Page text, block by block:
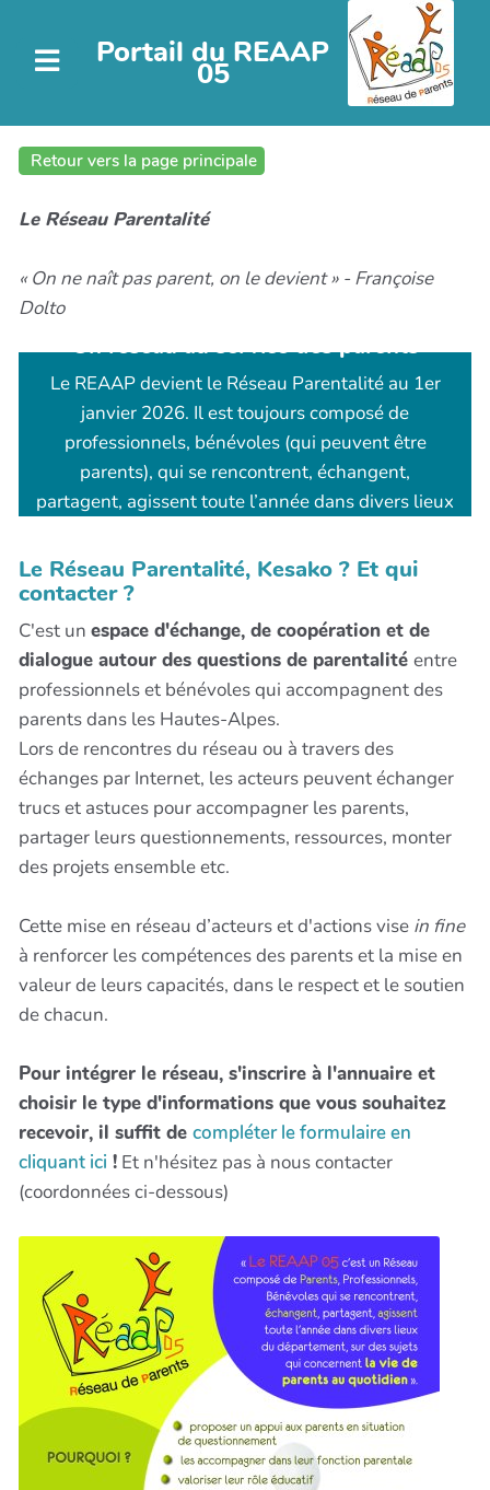
Portail du REAAP
05
Retour vers la page principale
Le Réseau Parentalité
« On ne naît pas parent, on le devient » - Françoise
Dolto
Un réseau au service des parents
Le REAAP devient le Réseau Parentalité au 1er
janvier 2026. Il est toujours composé de
professionnels, bénévoles (qui peuvent être
parents), qui se rencontrent, échangent,
partagent, agissent toute l’année dans divers lieux
vie de parents au quotidien.
Le Réseau Parentalité, Kesako ? Et qui
contacter ?
C'est un espace d'échange, de coopération et de
dialogue autour des questions de parentalité entre
professionnels et bénévoles qui accompagnent des
parents dans les Hautes-Alpes.
Lors de rencontres du réseau ou à travers des
échanges par Internet, les acteurs peuvent échanger
trucs et astuces pour accompagner les parents,
partager leurs questionnements, ressources, monter
des projets ensemble etc.
Cette mise en réseau d’acteurs et d'actions vise in fine
à renforcer les compétences des parents et la mise en
valeur de leurs capacités, dans le respect et le soutien
de chacun.
Pour intégrer le réseau, s'inscrire à l'annuaire et
choisir le type d'informations que vous souhaitez
recevoir, il suffit de compléter le formulaire en
cliquant ici ! Et n'hésitez pas à nous contacter
(coordonnées ci-dessous)